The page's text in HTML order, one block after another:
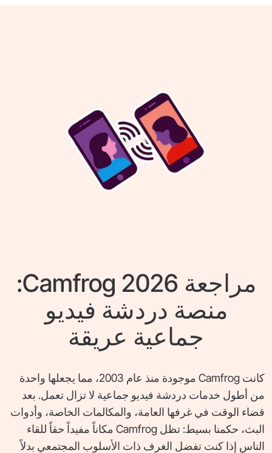
مراجعة Camfrog 2026:
منصة دردشة فيديو
جماعية عريقة
كانت Camfrog موجودة منذ عام 2003، مما يجعلها واحدة
من أطول خدمات دردشة فيديو جماعية لا تزال تعمل. بعد
قضاء الوقت في غرفها العامة، والمكالمات الخاصة، وأدوات
البث، حكمنا بسيط: تظل Camfrog مكاناً مفيداً حقاً للقاء
الناس إذا كنت تفضل الغرف ذات الأسلوب المجتمعي بدلاً